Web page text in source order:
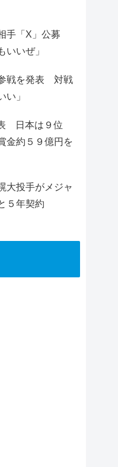
手「X」公募
いいぜ」
参戦を発表 対戦
い」
日本は９位
金約５９億円を
大投手がメジャ
５年契約